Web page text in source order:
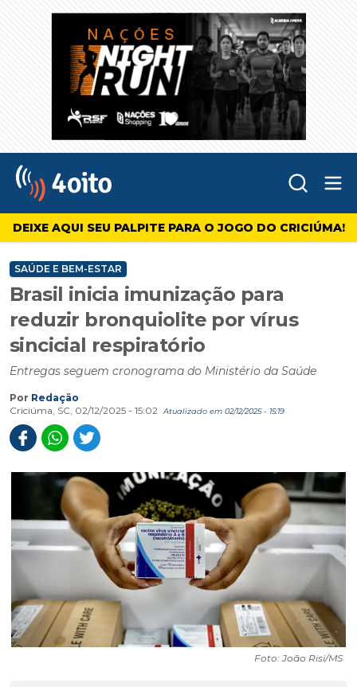
4oito
DEIXE AQUI SEU PALPITE PARA O JOGO DO CRICIÚMA!
SAÚDE E BEM-ESTAR
Brasil inicia imunização para
reduzir bronquiolite por vírus
sincicial respiratório
Entregas seguem cronograma do Ministério da Saúde
Por Redação
Criciúma, SC, 02/12/2025 - 15:02
Atualizado em 02/12/2025 - 15:19
Foto: João Risi/MS